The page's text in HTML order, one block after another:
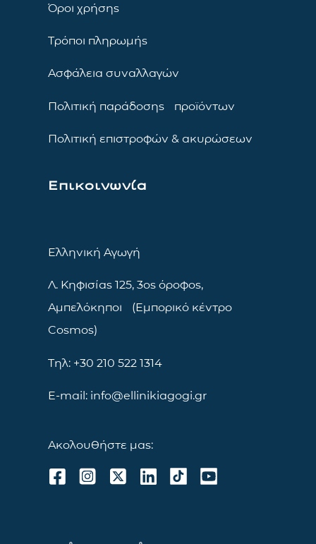
Όροι χρήσης
Τρόποι πληρωμής
Ασφάλεια συναλλαγών
Πολιτική παράδοσης προϊόντων
Πολιτική επιστροφών & ακυρώσεων
Επικοινωνία
Ελληνική Αγωγή
Λ. Κηφισίας 125, 3ος όροφος,
Αμπελόκηποι (Εμπορικό κέντρο
Cosmos)
Τηλ: +30 210 522 1314
E-mail: info@ellinikiagogi.gr
Ακολουθήστε μας: